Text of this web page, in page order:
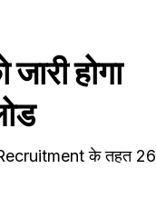
होगा
के तहत 26